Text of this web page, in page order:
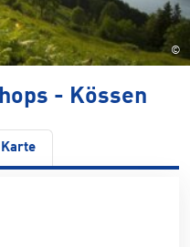
©
- Kössen
Karte